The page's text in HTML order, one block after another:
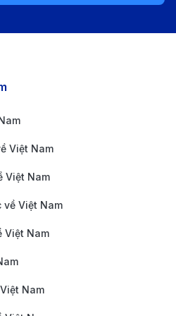
vài cú chạm là đã có ngay
di chuyển đến sân bay.
quốc tế Schiphol
(AMS) là sân bay chính của
trong những sân bay bận
tầng hiện đại, Schiphol có
cả các chuyến bay quốc tế
Việt Nam
Việt Nam
về Việt Nam
Việt Nam
Nam